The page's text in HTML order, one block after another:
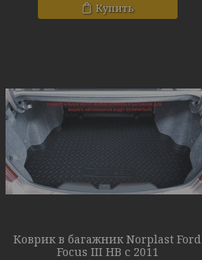
Купить
Коврик в багажник Norplast Ford
Focus III HB с 2011